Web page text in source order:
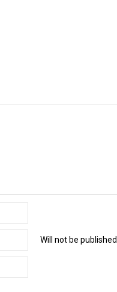
Will not be published.